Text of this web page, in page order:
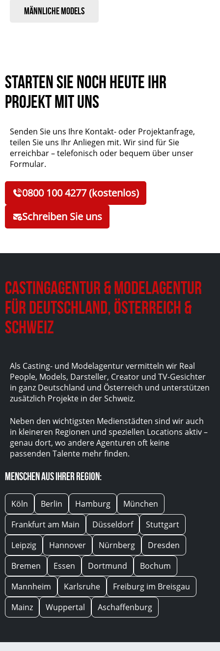
Männliche Models
Starten Sie noch heute Ihr
Projekt mit uns
Senden Sie uns Ihre Kontakt- oder Projektanfrage,
teilen Sie uns Ihr Anliegen mit. Wir sind für Sie
erreichbar – telefonisch oder bequem über unser
Formular.
0800 100 4277 (kostenlos)
Schreiben Sie uns
Castingagentur & Modelagentur
für Deutschland, Österreich &
Schweiz
Als Casting- und Modelagentur vermitteln wir Real
People, Models, Darsteller, Creator und TV-Gesichter
in ganz Deutschland und Österreich und unterstützen
zusätzlich Projekte in der Schweiz.
Neben den wichtigsten Medienstädten sind wir auch
in kleineren Regionen und speziellen Locations aktiv –
genau dort, wo andere Agenturen oft keine
passenden Talente mehr finden.
Menschen aus Ihrer Region:
Köln Berlin Hamburg
München
Frankfurt am Main
Düsseldorf
Stuttgart
Leipzig
Hannover Nürnberg
Dresden
Bremen
Essen Dortmund
Bochum
Mannheim
Karlsruhe
Freiburg im Breisgau
Mainz
Wuppertal Aschaffenburg